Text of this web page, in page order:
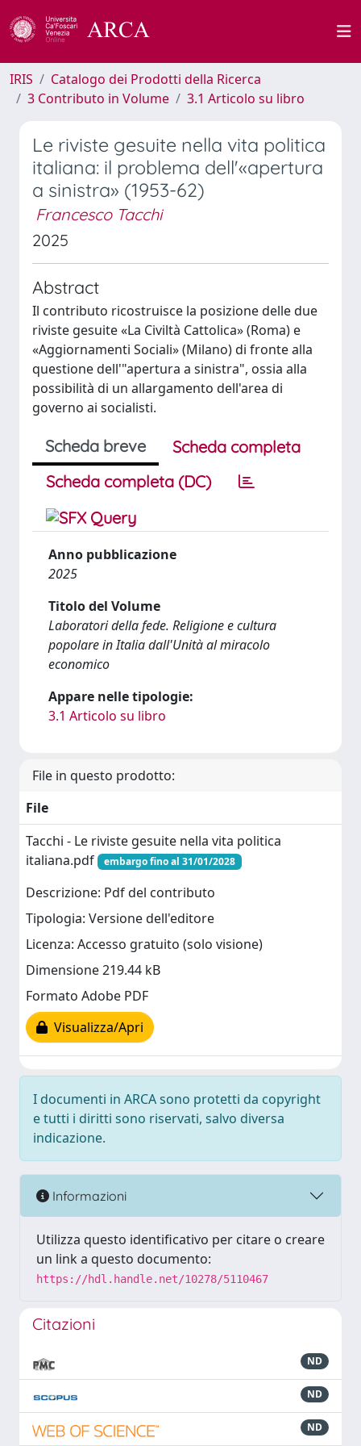
IRIS
Catalogo dei Prodotti della Ricerca
3 Contributo in Volume
3.1 Articolo su libro
Le riviste gesuite nella vita politica
italiana: il problema dell'«apertura
a sinistra» (1953-62)
Francesco Tacchi
2025
Abstract
Il contributo ricostruisce la posizione delle due
riviste gesuite «La Civiltà Cattolica» (Roma) e
«Aggiornamenti Sociali» (Milano) di fronte alla
questione dell'"apertura a sinistra", ossia alla
possibilità di un allargamento dell'area di
governo ai socialisti.
Scheda breve
Scheda completa
Scheda completa (DC)
Anno pubblicazione
2025
Titolo del Volume
Laboratori della fede. Religione e cultura
popolare in Italia dall'Unità al miracolo
economico
Appare nelle tipologie:
3.1 Articolo su libro
File in questo prodotto:
File
Tacchi - Le riviste gesuite nella vita politica
italiana.pdf
embargo fino al 31/01/2028
Descrizione: Pdf del contributo
Tipologia: Versione dell'editore
Licenza: Accesso gratuito (solo visione)
Dimensione 219.44 kB
Formato Adobe PDF
Visualizza/Apri
I documenti in ARCA sono protetti da copyright
e tutti i diritti sono riservati, salvo diversa
indicazione.
Informazioni
Utilizza questo identificativo per citare o creare
un link a questo documento:
https://hdl.handle.net/10278/5110467
Citazioni
ND
ND
ND